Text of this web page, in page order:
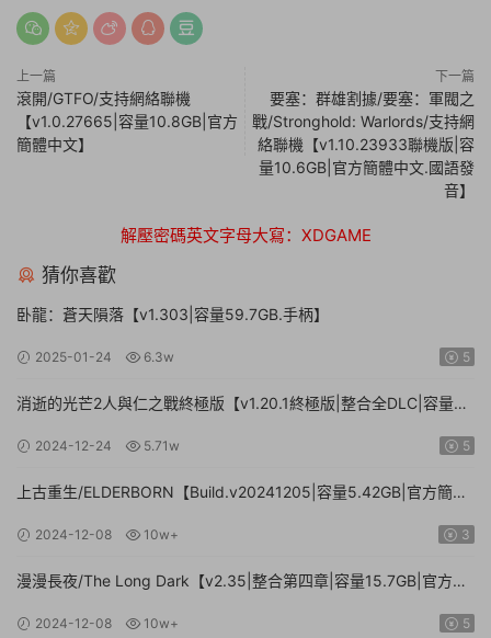
上一篇
滾開/GTFO/支持網絡聯機
【v1.0.27665|容量10.8GB|官方
簡體中文】
下一篇
要塞：群雄割據/要塞：軍閥之
戰/Stronghold: Warlords/支持網
絡聯機【v1.10.23933聯機版|容
量10.6GB|官方簡體中文.國語發
音】
解壓密碼英文字母大寫：XDGAME
猜你喜歡
卧龍：蒼天隕落【v1.303|容量59.7GB.手柄】
2025-01-24 6.3w 5
消逝的光芒2人與仁之戰終極版【v1.20.1終極版|整合全DLC|容量
2024-12-24 5.71w 5
上古重生/ELDERBORN【Build.v20241205|容量5.42GB|官方簡體
2024-12-08 10w+ 3
漫漫長夜/The Long Dark【v2.35|整合第四章|容量15.7GB|官方簡
2024-12-08 10w+ 5